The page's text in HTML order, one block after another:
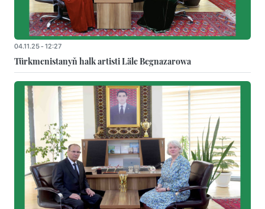
04.11.25 - 12:27
Türkmenistanyň halk artisti Läle Begnazarowa